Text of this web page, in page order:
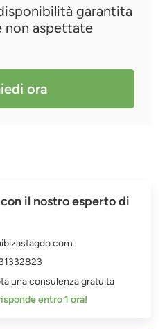
garantita
non aspettate
ora
il nostro esperto di
una consulenza gratuita
entro 1 ora!